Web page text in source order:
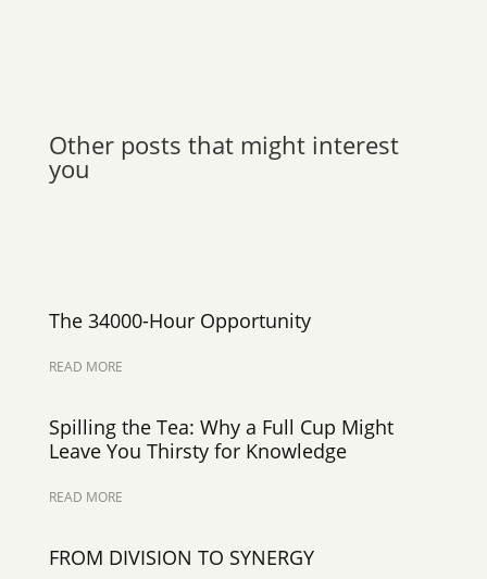
Other posts that might interest
you
The 34000-Hour Opportunity
READ MORE
Spilling the Tea: Why a Full Cup Might
Leave You Thirsty for Knowledge
READ MORE
FROM DIVISION TO SYNERGY